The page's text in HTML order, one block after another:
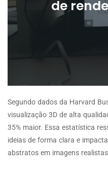
de
Segundo dados da Harvard
visualização 3D de alta
35% maior. Essa estatística
ideias de forma clara e
abstratos em imagens